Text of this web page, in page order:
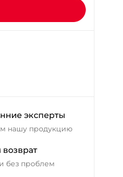
+38 (099)-643-33-77
эксперты
нашу продукцию
без проблем